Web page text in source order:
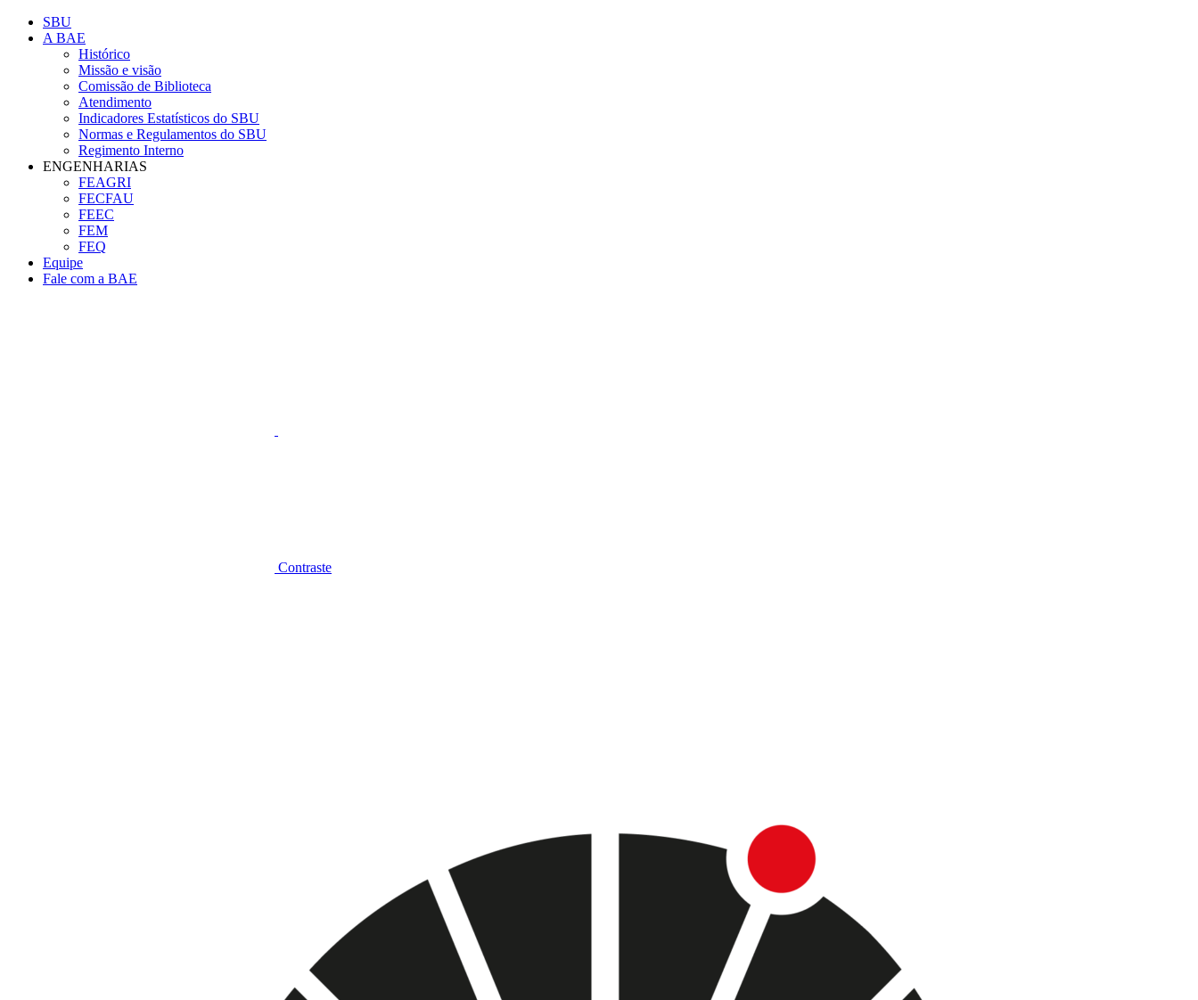
Conteúdo principal
SBU
A BAE
Histórico
Missão e visão
Comissão de Biblioteca
Atendimento
Indicadores Estatísticos do SBU
Normas e Regulamentos do SBU
Regimento Interno
ENGENHARIAS
FEAGRI
FECFAU
FEEC
FEM
FEQ
Equipe
Fale com a BAE
Contraste